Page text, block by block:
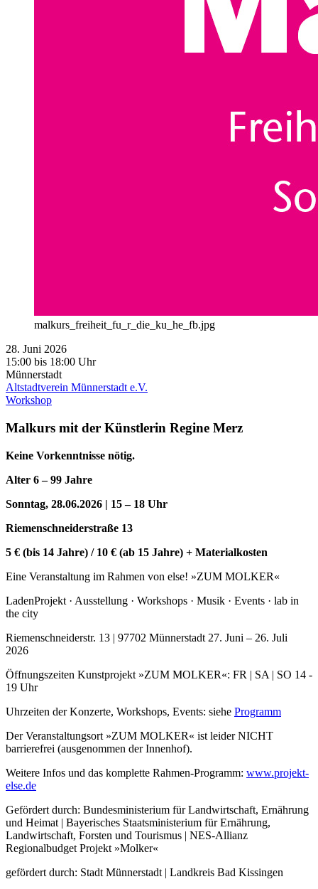
malkurs_freiheit_fu_r_die_ku_he_fb.jpg
28. Juni 2026
15:00 bis 18:00 Uhr
Münnerstadt
Altstadtverein Münnerstadt e.V.
Workshop
Malkurs mit der Künstlerin Regine Merz
Keine Vorkenntnisse nötig.
Alter 6 – 99 Jahre
Sonntag, 28.06.2026 | 15 – 18 Uhr
Riemenschneiderstraße 13
5 € (bis 14 Jahre) / 10 € (ab 15 Jahre) + Materialkosten
Eine Veranstaltung im Rahmen von else! »ZUM MOLKER«
LadenProjekt · Ausstellung · Workshops · Musik · Events · lab in
the city
Riemenschneiderstr. 13 | 97702 Münnerstadt 27. Juni – 26. Juli
2026
Öffnungszeiten Kunstprojekt »ZUM MOLKER«: FR | SA | SO 14 -
19 Uhr
Uhrzeiten der Konzerte, Workshops, Events: siehe Programm
Der Veranstaltungsort »ZUM MOLKER« ist leider NICHT
barrierefrei (ausgenommen der Innenhof).
Weitere Infos und das komplette Rahmen-Programm: www.projekt-
else.de
Gefördert durch: Bundesministerium für Landwirtschaft, Ernährung
und Heimat | Bayerisches Staatsministerium für Ernährung,
Landwirtschaft, Forsten und Tourismus | NES-Allianz
Regionalbudget Projekt »Molker«
gefördert durch: Stadt Münnerstadt | Landkreis Bad Kissingen